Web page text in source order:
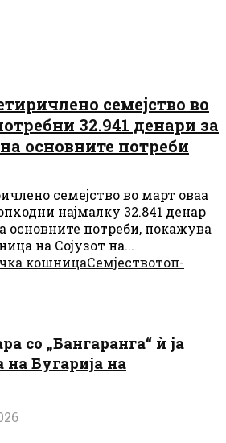
семејство во
32.941 денари за
основните потреби
семејство во март оваа
најмалку 32.841 денар
основните потреби, покажува
на Сојузот на...
кошницаСемјествотоп-
со „Бангаранга“ ѝ ја
на Бугарија на